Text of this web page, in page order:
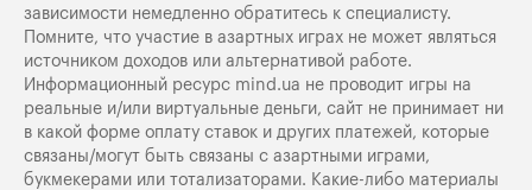
зависимости немедленно обратитесь к специалисту.
Помните, что участие в азартных играх не может являться
источником доходов или альтернативой работе.
Информационный ресурс mind.ua не проводит игры на
реальные и/или виртуальные деньги, сайт не принимает ни
в какой форме оплату ставок и других платежей, которые
связаны/могут быть связаны с азартными играми,
букмекерами или тотализаторами. Какие-либо материалы